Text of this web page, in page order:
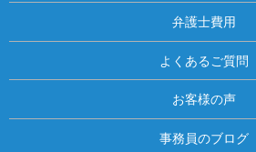
弁護士費用
よくあるご質問
お客様の声
事務員のブログ